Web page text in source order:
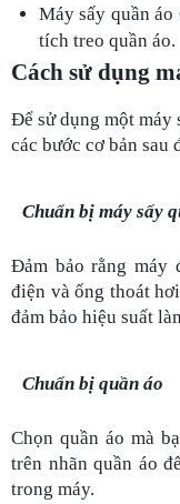
Máy sấy quần
tích treo quần áo.
Cách sử dụng
Để sử dụng một máy
các bước cơ bản sau
Chuẩn bị máy sấy
Đảm bảo rằng máy
điện và ống thoát
đảm bảo hiệu suất
Chuẩn bị quần áo
Chọn quần áo mà
trên nhãn quần áo
trong máy.